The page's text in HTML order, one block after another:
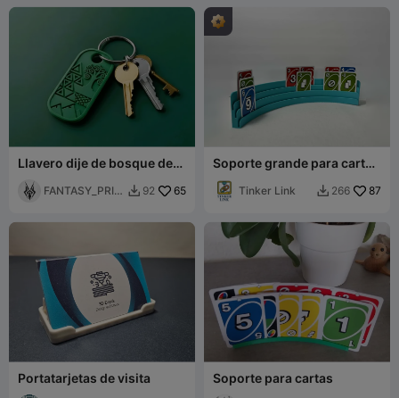
Llavero dije de bosque de
FANTASY_PRIN  92 65
Soporte grande para cartas
de juego de tres niveles
Tinker Link  266 87
Portatarjetas de visita Soporte para cartas